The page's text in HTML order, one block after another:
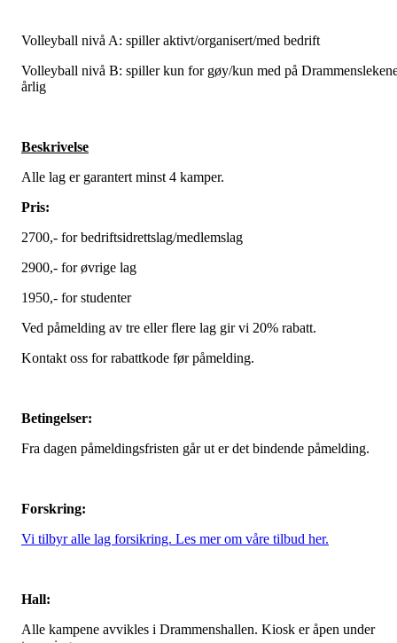
Volleyball nivå A: spiller aktivt/organisert/med bedrift
Volleyball nivå B: spiller kun for gøy/kun med på
årlig
Beskrivelse
Alle lag er garantert minst 4 kamper.
Pris:
2700,- for bedriftsidrettslag/medlemslag
2900,- for øvrige lag
1950,- for studenter
Ved påmelding av tre eller flere lag gir vi 20% rabatt.
Kontakt oss for rabattkode før påmelding.
Betingelser:
Fra dagen påmeldingsfristen går ut er det bindende påmelding.
Forskring:
Vi tilbyr alle lag forsikring. Les mer om våre tilbud her.
Hall:
Alle kampene avvikles i Drammenshallen. Kiosk er åpen under